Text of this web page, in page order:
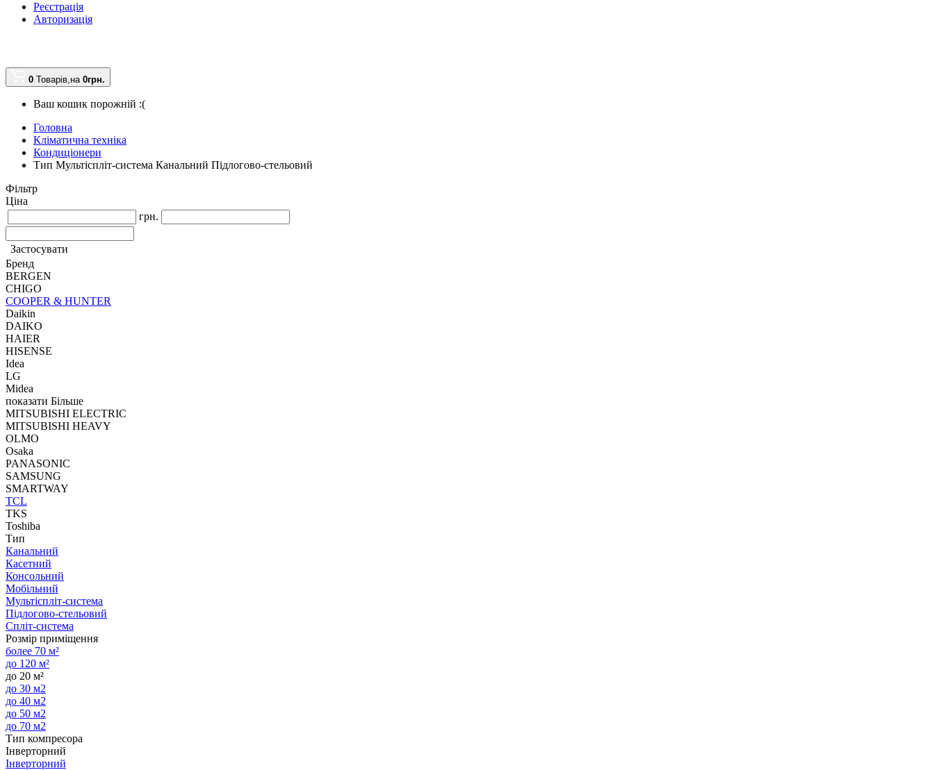
Реєстрація
Авторизація
0 Товарів,на 0грн.
Ваш кошик порожній :(
Головна
Кліматична техніка
Кондиціонери
Тип Мультіспліт-система Канальний Підлогово-стельовий
Фільтр
Ціна
грн.
Застосувати
Бренд
BERGEN
CHIGO
COOPER & HUNTER
Daikin
DAIKO
HAIER
HISENSE
Idea
LG
Midea
показати Більше
MITSUBISHI ELECTRIC
MITSUBISHI HEAVY
OLMO
Osaka
PANASONIC
SAMSUNG
SMARTWAY
TCL
TKS
Toshiba
Тип
Канальний
Касетний
Консольний
Мобільний
Мультіспліт-система
Підлогово-стельовий
Спліт-система
Розмір приміщення
более 70 м²
до 120 м²
до 20 м²
до 30 м2
до 40 м2
до 50 м2
до 70 м2
Тип компресора
Інверторний
Інверторний